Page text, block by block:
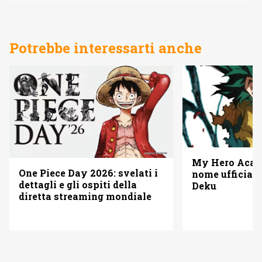
Potrebbe interessarti anche
One Piece Day 2026: svelati i
dettagli e gli ospiti della
diretta streaming mondiale
My Hero
nome
Deku